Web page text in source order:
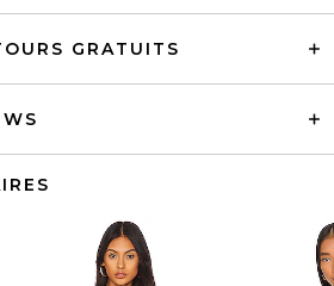
GRATUITS